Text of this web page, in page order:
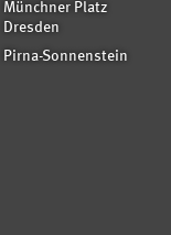
Münchner Platz
Dresden
Pirna-Sonnenstein